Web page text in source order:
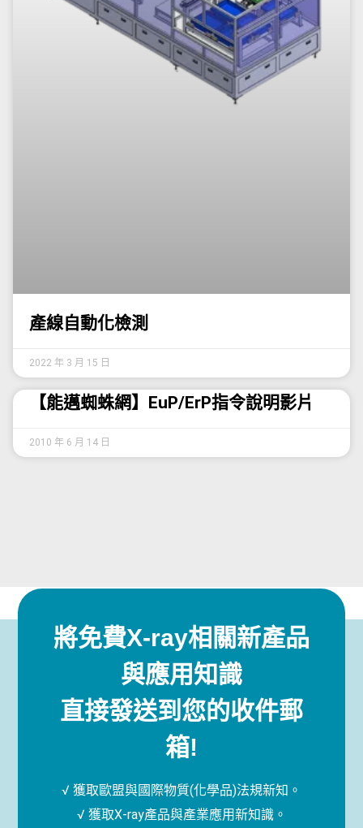
產線自動化檢測
2022 年 3 月 15 日
【能邁蜘蛛網】EuP/ErP指令說明影片
2010 年 6 月 14 日
將免費X-ray相關新產品
與應用知識
直接發送到您的收件郵
箱!
√ 獲取歐盟與國際物質(化學品)法規新知。
√ 獲取X-ray產品與產業應用新知識。